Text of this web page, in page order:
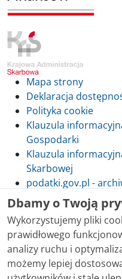
Mapa strony
Deklaracja
Polityka cookie
Klauzula
Gospodarki
Klauzula
Skarbowej
podatki.gov.pl -
Skontaktuj się z nami
Treści zamieszczone w
Dbamy o Twoją
Wykorzystujemy pliki
prawidłowego
analizy ruchu i
możemy lepiej